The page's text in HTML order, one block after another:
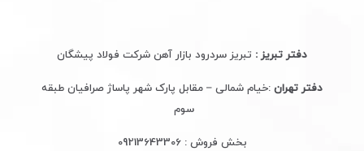
دفتر تبریز : تبریز سردرود بازار آهن شرکت فولاد پیشگان
دفتر تهران :خیام شمالی – مقابل پارک شهر پاساژ صرافیان طبقه
سوم
بخش فروش :09213643306